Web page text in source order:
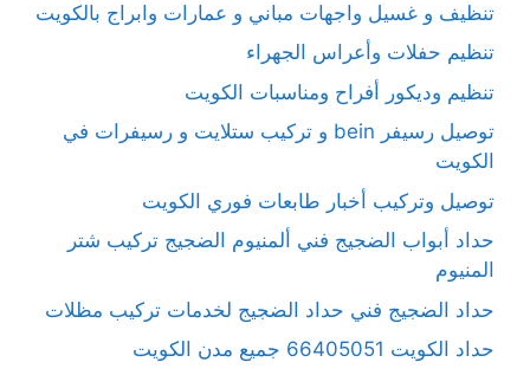
تنظيف و غسيل واجهات مباني و عمارات وابراج بالكويت
تنظيم حفلات وأعراس الجهراء
تنظيم وديكور أفراح ومناسبات الكويت
توصيل رسيفر bein و تركيب ستلايت و رسيفرات في
الكويت
توصيل وتركيب أخبار طابعات فوري الكويت
حداد أبواب الضجيج فني ألمنيوم الضجيج تركيب شتر
المنيوم
حداد الضجيج فني حداد الضجيج لخدمات تركيب مظلات
حداد الكويت 66405051 جميع مدن الكويت